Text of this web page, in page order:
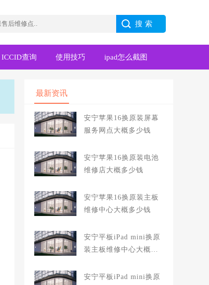
ICCID查询 使用技巧 ipad怎么截图
最新资讯
安宁苹果16换原装屏幕
服务网点大概多少钱
安宁苹果16换原装电池
维修店大概多少钱
安宁苹果16换原装主板
维修中心大概多少钱
安宁平板iPad mini换原
装主板维修中心大概多
安宁平板iPad mini换原